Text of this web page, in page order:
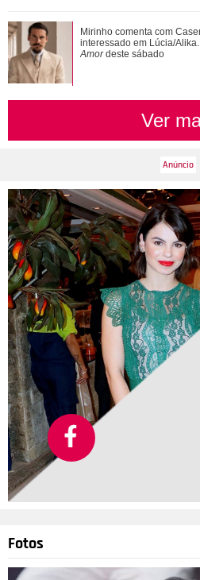
Além de Shawn Mendes...
fantasiaram de Xuxa
Mirinho comenta com
interessado em Lúcia/
Amordeste sábado
Ver
Fotos